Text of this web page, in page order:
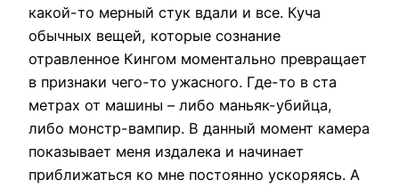
какой-то мерный стук вдали и все. Куча
обычных вещей, которые сознание
отравленное Кингом моментально превращает
в признаки чего-то ужасного. Где-то в ста
метрах от машины – либо маньяк-убийца,
либо монстр-вампир. В данный момент камера
показывает меня издалека и начинает
приближаться ко мне постоянно ускоряясь. А